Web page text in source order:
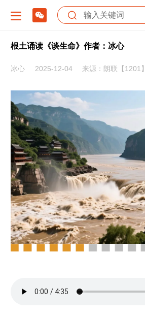
根土诵读《谈生命》作者：冰心
冰心 2025-12-04 来源：朗联【1201】